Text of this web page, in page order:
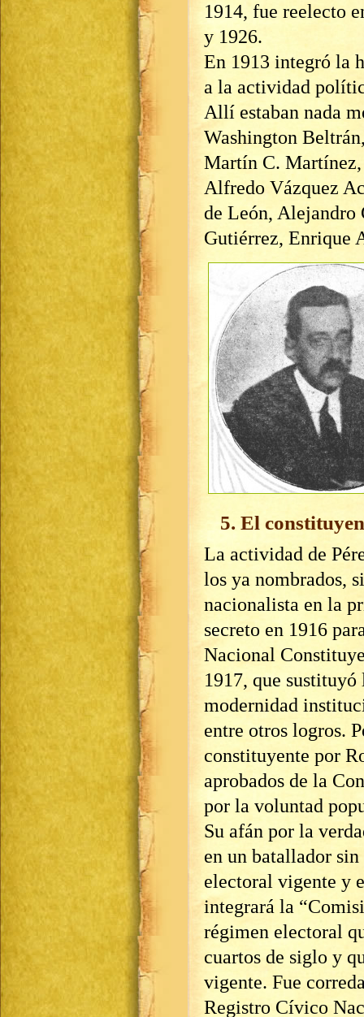
1914, fue reelecto
y 1926.
En 1913 integró la
a la actividad
Allí estaban nada
Washington
Martín C.
Alfredo Vázquez
de León, Alejandro
Gutiérrez, Enrique
5. El
La actividad de
los ya nombrados,
nacionalista en la
secreto en 1916
Nacional
1917, que
modernidad
entre otros logros.
constituyente por
aprobados de la
por la voluntad
Su afán por la
en un batallador
electoral vigente y
integrará la
régimen electoral
cuartos de siglo y
vigente. Fue
Registro Cívico